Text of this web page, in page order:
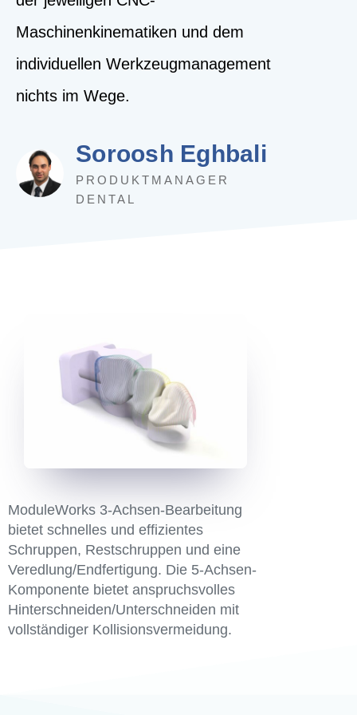
Maschinenkinematiken und dem
individuellen Werkzeugmanagement
nichts im Wege.
Soroosh Eghbali
PRODUKTMANAGER
DENTAL
ModuleWorks 3-Achsen-Bearbeitung
bietet schnelles und effizientes
Schruppen, Restschruppen und eine
Veredlung/Endfertigung. Die 5-Achsen-
Komponente bietet anspruchsvolles
Hinterschneiden/Unterschneiden mit
vollständiger Kollisionsvermeidung.